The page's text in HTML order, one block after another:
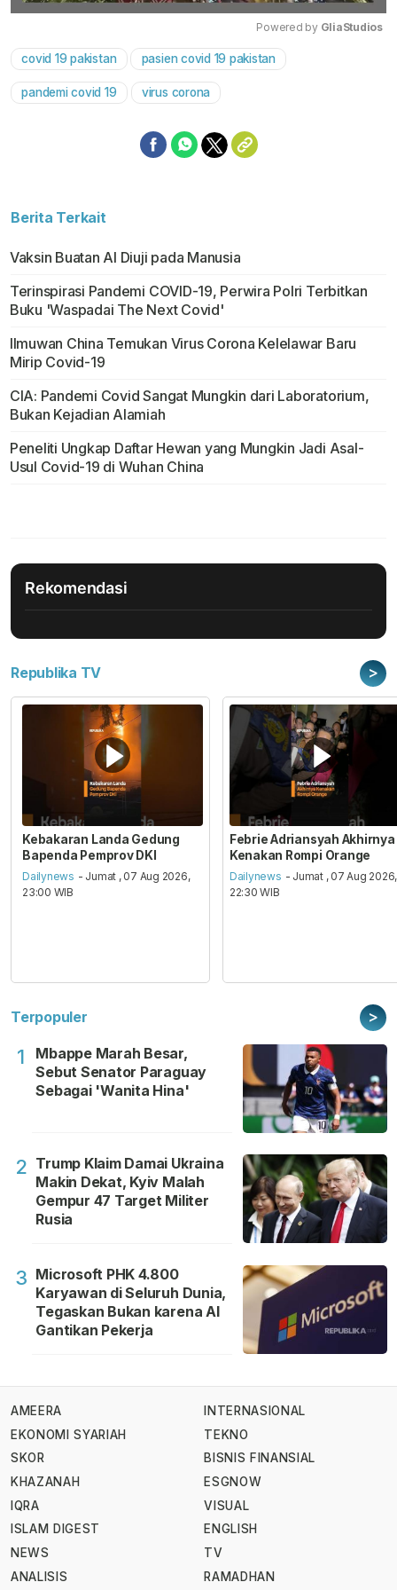
Powered by GliaStudios
covid 19 pakistan pasien covid 19 pakistan
pandemi covid 19 virus corona
Berita Terkait
Vaksin Buatan Al Diuji pada Manusia
Terinspirasi Pandemi COVID-19, Perwira Polri Terbitkan
Buku 'Waspadai The Next Covid'
Ilmuwan China Temukan Virus Corona Kelelawar Baru
Mirip Covid-19
CIA: Pandemi Covid Sangat Mungkin dari Laboratorium,
Bukan Kejadian Alamiah
Peneliti Ungkap Daftar Hewan yang Mungkin Jadi Asal-
Usul Covid-19 di Wuhan China
Rekomendasi
Republika TV >
Kebakaran Landa Gedung
Bapenda Pemprov DKI
Dailynews - Jumat , 07 Aug 2026,
23:00 WIB
Febrie Adriansyah Akhirnya
Kenakan Rompi Orange
Dailynews - Jumat , 07 Aug 2026,
22:30 WIB
Terpopuler >
1
Mbappe Marah Besar,
Sebut Senator Paraguay
Sebagai 'Wanita Hina'
2 Trump Klaim Damai Ukraina
Makin Dekat, Kyiv Malah
Gempur 47 Target Militer
Rusia
3 Microsoft PHK 4.800
Karyawan di Seluruh Dunia,
Tegaskan Bukan karena AI
Gantikan Pekerja
AMEERA
EKONOMI SYARIAH
SKOR
KHAZANAH
IQRA
ISLAM DIGEST
NEWS
ANALISIS
INTERNASIONAL
TEKNO
BISNIS FINANSIAL
ESGNOW
VISUAL
ENGLISH
TV
RAMADHAN